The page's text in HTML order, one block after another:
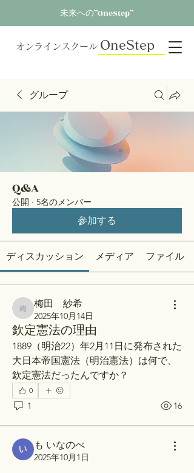
未来への”OneStep”
オンラインスクール OneStep
グループ
Q&A
公開 · 5名のメンバー
参加する
ディスカッション メディア ファイル
梅田 紗希
梅田 紗希
2025年10月14日
欽定憲法の理由
1889（明治22）年2月11日に発布された
大日本帝国憲法（明治憲法）は何で、
欽定憲法だったんですか？
0
1 16
も いなのべ
2025年10月1日